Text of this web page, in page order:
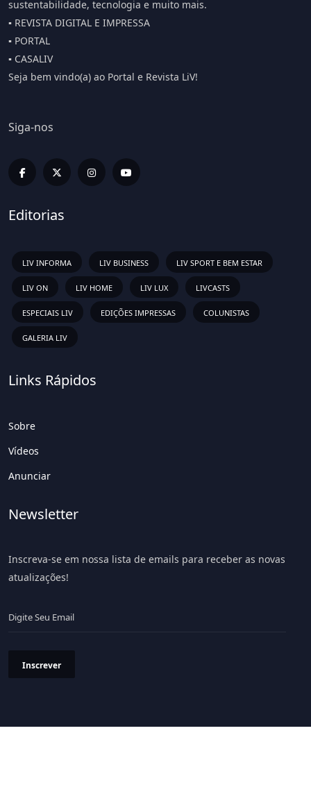
sustentabilidade, tecnologia e muito mais.
▪️ REVISTA DIGITAL E IMPRESSA
▪️ PORTAL
▪️ CASALIV
Seja bem vindo(a) ao Portal e Revista LiV!
Siga-nos
Editorias
LIV INFORMA LIV BUSINESS LIV SPORT E BEM ESTAR
LIV ON LIV HOME LIV LUX LIVCASTS
ESPECIAIS LIV EDIÇÕES IMPRESSAS COLUNISTAS
GALERIA LIV
Links Rápidos
Sobre
Vídeos
Anunciar
Newsletter
Inscreva-se em nossa lista de emails para receber as novas
atualizações!
Inscrever